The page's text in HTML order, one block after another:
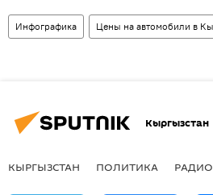
Инфографика Цены на автомобили в
Кыргызстан
КЫРГЫЗСТАН ПОЛИТИКА РАДИО